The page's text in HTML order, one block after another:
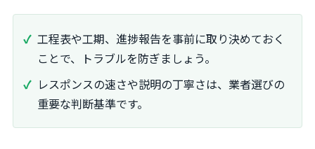
工程表や工期、進捗報告を事前に取り決めておく
ことで、トラブルを防ぎましょう。
レスポンスの速さや説明の丁寧さは、業者選びの
重要な判断基準です。